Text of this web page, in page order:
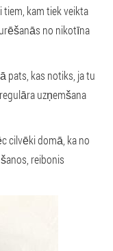
kam tiek veikta
no nikotīna
pats, kas notiks, ja tu
uzņemšana
cilvēki domā, ka no
reibonis